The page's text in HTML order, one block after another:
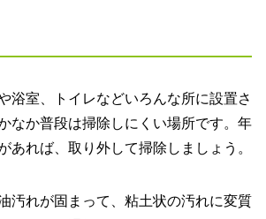
浴室、トイレなどいろんな所に設置さ
なか普段は掃除しにくい場所です。年
あれば、取り外して掃除しましょう。
汚れが固まって、粘土状の汚れに変質